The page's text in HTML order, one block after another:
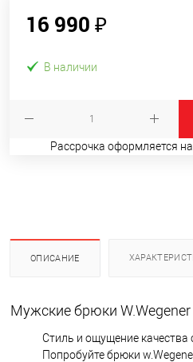
16 990 ₽
В наличии
Рассрочка оформляется
ОПИСАНИЕ
Мужские брюки
Стиль и ощущение качества
Попробуйте брюки